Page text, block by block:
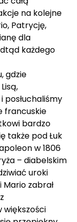
na kolejne
Patrycję,
dla
każdego
gdzie
posłuchaliśmy
francuskie
bardzo
także pod Łuk
w 1806
– diabelskim
uroki
zabrał